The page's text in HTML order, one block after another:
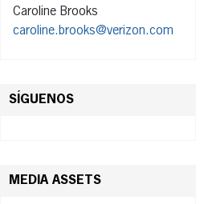
Caroline Brooks
caroline.brooks@verizon.com
SÍGUENOS
MEDIA ASSETS